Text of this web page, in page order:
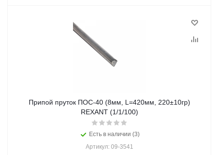
Припой пруток ПОС-40 (8мм, L=420мм, 220±10гр)
REXANT (1/1/100)
Есть в наличии (3)
Артикул: 09-3541